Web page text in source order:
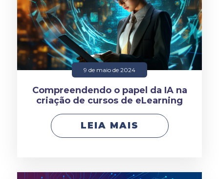
9 de maio de 2024
Compreendendo o papel da IA na
criação de cursos de eLearning
LEIA MAIS